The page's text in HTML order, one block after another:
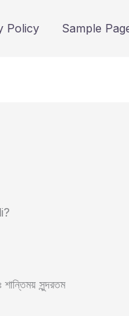
Policy Sample
সুন্দরতম